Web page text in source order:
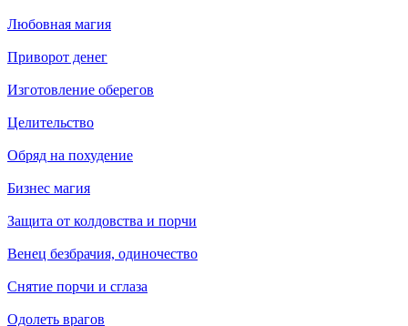
Любовная магия
Приворот денег
Изготовление оберегов
Целительство
Обряд на похудение
Бизнес магия
Защита от колдовства и порчи
Венец безбрачия, одиночество
Снятие порчи и сглаза
Одолеть врагов